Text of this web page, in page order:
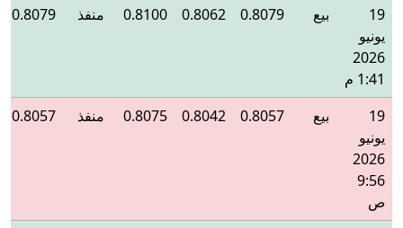
19
يونيو
2026
1:41 م
بيع 0.8079
0.8062
0.8100 منفذ 0.8079
19
يونيو
2026
9:56
ص
بيع 0.8057
0.8042
0.8075 منفذ 0.8057